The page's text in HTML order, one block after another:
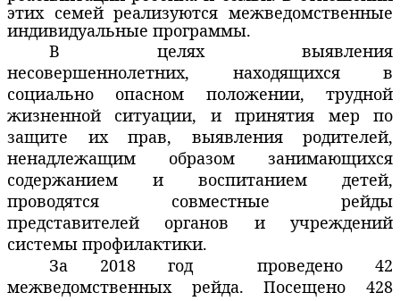
этих семей реализуются межведомственные
индивидуальные программы.
В целях выявления
несовершеннолетних, находящихся в
социально опасном положении, трудной
жизненной ситуации, и принятия мер по
защите их прав, выявления родителей,
ненадлежащим образом занимающихся
содержанием и воспитанием детей,
проводятся совместные рейды
представителей органов и учреждений
системы профилактики.
За 2018 год
проведено 42
межведомственных рейда. Посещено 428